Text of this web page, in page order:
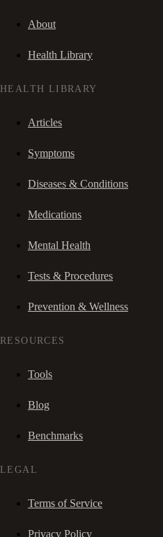
About
Health Library
HEALTH LIBRARY
Articles
Symptoms
Diseases & Conditions
Medications
Mental Health
Tests & Procedures
Prevention & Wellness
RESOURCES
Tools
Blog
Benchmarks
LEGAL
Terms of Service
Privacy Policy